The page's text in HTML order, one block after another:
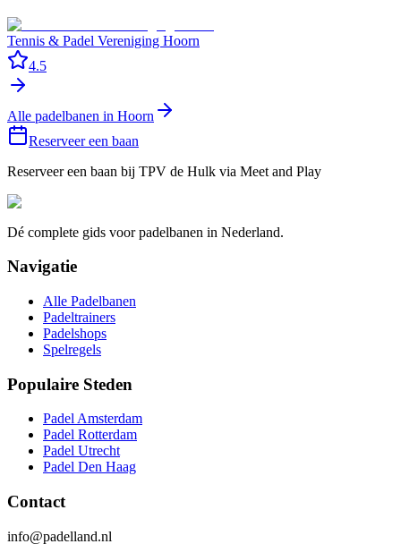
Tennis & Padel Vereniging Hoorn
4.5
Alle padelbanen in Hoorn
Reserveer een baan
Reserveer een baan bij TPV de Hulk via Meet and Play
Dé complete gids voor padelbanen in Nederland.
Navigatie
Alle Padelbanen
Padeltrainers
Padelshops
Spelregels
Populaire Steden
Padel Amsterdam
Padel Rotterdam
Padel Utrecht
Padel Den Haag
Contact
info@padelland.nl